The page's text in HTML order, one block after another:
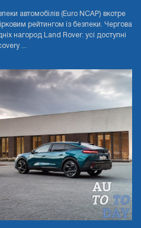
автомобілів (Euro NCAP) вкотре
рейтингом із безпеки. Чергова
нагород Land Rover: усі доступні
...